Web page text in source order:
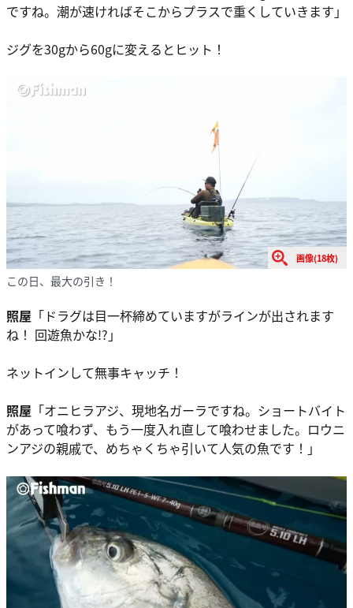
ですね。潮が速ければそこからプラスで重くしていきます」
ジグを30gから60gに変えるとヒット！
画像(18枚)
この日、最大の引き！
照屋 「ドラグは目一杯締めていますがラインが出されます
ね！ 回遊魚かな!?」
ネットインして無事キャッチ！
照屋 「オニヒラアジ、現地名ガーラですね。ショートバイト
があって喰わず、もう一度入れ直して喰わせました。ロウニ
ンアジの親戚で、めちゃくちゃ引いて人気の魚です！」